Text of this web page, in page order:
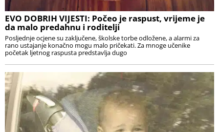
EVO DOBRIH VIJESTI: Počeo je raspust, vrijeme je
da malo predahnu i roditelji
Posljednje ocjene su zaključene, školske torbe odložene, a alarmi za
rano ustajanje konačno mogu malo pričekati. Za mnoge učenike
početak ljetnog raspusta predstavlja dugo